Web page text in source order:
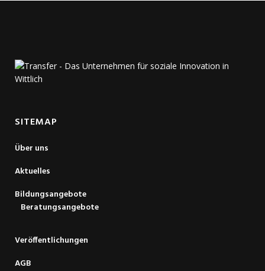
SITEMAP
Über uns
Aktuelles
Bildungsangebote
Beratungsangebote
Veröffentlichungen
AGB